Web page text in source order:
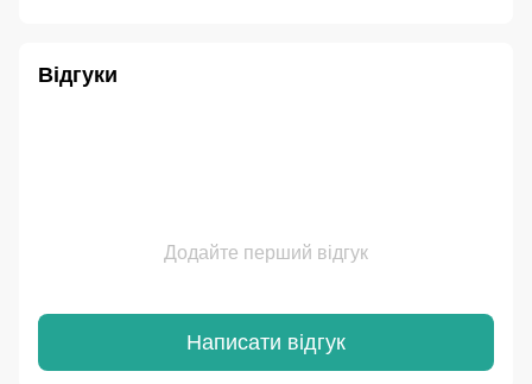
Відгуки
Додайте перший відгук
Написати відгук